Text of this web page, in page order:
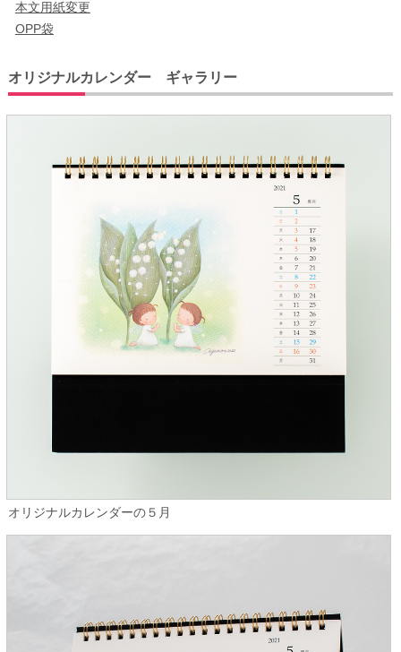
本文用紙変更
OPP袋
オリジナルカレンダー ギャラリー
オリジナルカレンダーの５月